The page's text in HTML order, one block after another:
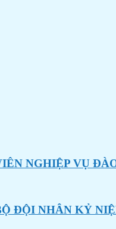
NGHIỆP VỤ
ĐỘI NHÂN KỶ